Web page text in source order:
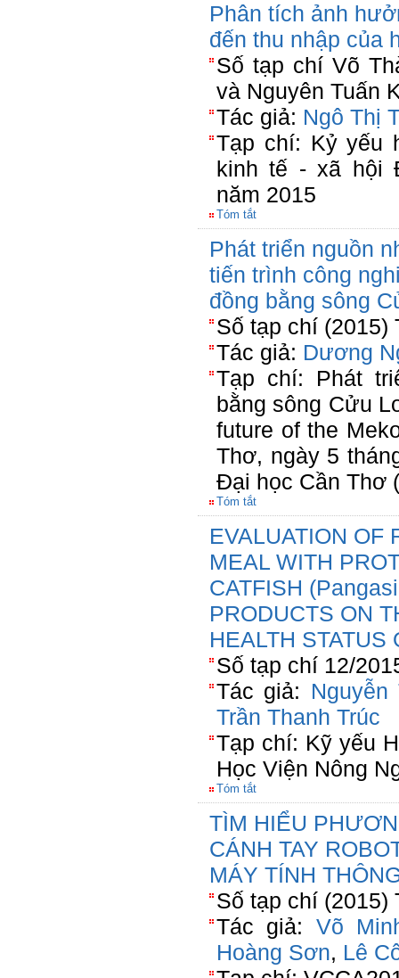
Phân tích ảnh
đến thu nhập của
Số tạp chí Võ
và Nguyên Tuấn
Tác giả: Ngô Thị
Tạp chí: Kỷ yếu
kinh tế - xã hội
năm 2015
Tóm tắt
Phát triển nguồn
tiến trình công
đồng bằng sông
Số tạp chí (2015)
Tác giả: Dương
Tạp chí: Phát
bằng sông Cửu
future of the
Thơ, ngày 5
Đại học Cần Thơ
Tóm tắt
EVALUATION OF
MEAL WITH
CATFISH
PRODUCTS ON
HEALTH
Số tạp chí 12/
Tác giả: Nguyễn
Trần Thanh Trúc
Tạp chí: Kỹ yếu
Học Viện Nông
Tóm tắt
TÌM HIỂU
CÁNH TAY
MÁY TÍNH
Số tạp chí (2015)
Tác giả: Võ
Hoàng Sơn, Lê